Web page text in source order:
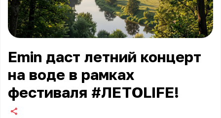
Emin даст летний концерт
на воде в рамках
фестиваля #ЛЕТОLIFE!